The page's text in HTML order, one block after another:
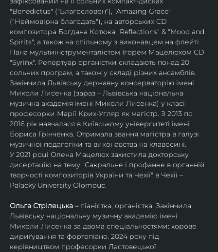
"Benedictus" ("Благословен"), "Amazing Grace"
("Неймовірна благодать"), на авторських CD
композитора Богдана Котюка "Reflections" & "Mood and
Spirits", а також на спільному з виконавцем на флейті
Пана мультиінструменталістом Ігорем Мацелюхом CD
"Syrinx". Репертуар органістки складають понад 20
сольних програм, а також у складі різних ансамблів.
Закінчила Львівську державну консерваторію імені
Миколи Лисенка (зараз – Львівська національна
музична академія імені Миколи Лисенка) у класі
професорки Марії Крих-Угляр як магістр. З 2013 по
2016 рік навчалася в Київському університеті імені
Бориса Грінченка. Отримала звання магістра в галузі
музичної педагогіки та виконавства на клавесині.
У 2021 році Олена Мацелюх захистила докторську
дисертацію на тему "Сакральне і профанне в органній
творчості композиторів України та Чехії" в Чехії –
Palacký University Olomouc.
Ольга Стрілецька – піаністка, органістка. Закінчила
Львівську національну музичну академію імені
Миколи Лисенка за двома спеціальностями: хорове
дириґування та фортепіано. 2024 року під
керівництвом професорки Ластовецької